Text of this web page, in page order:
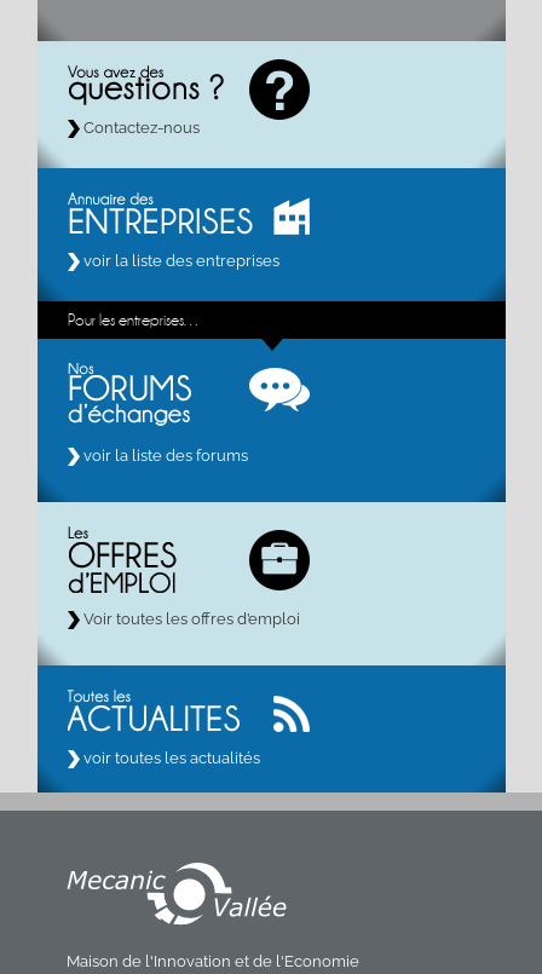
Contactez-nous
voir la liste des entreprises
Pour les entreprises…
voir la liste des forums
Voir toutes les offres d’emploi
voir toutes les actualités
Maison de l'Innovation et de l'Economie